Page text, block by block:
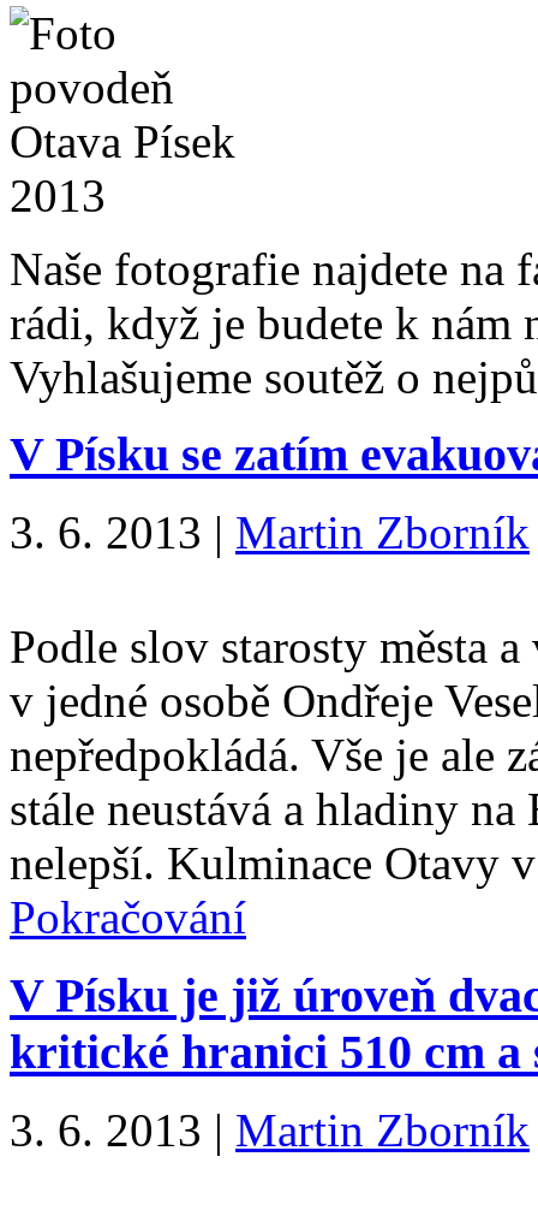
Naše fotografie najdete na
rádi, když je budete k nám
Vyhlašujeme soutěž o
V Písku se zatím
3. 6. 2013 | Martin Zborník
Podle slov starosty města
v jedné osobě Ondřeje
nepředpokládá. Vše je ale
stále neustává a hladiny
nelepší. Kulminace Otavy
Pokračování
V Písku je již úroveň
kritické hranici 510 cm a
3. 6. 2013 | Martin Zborník